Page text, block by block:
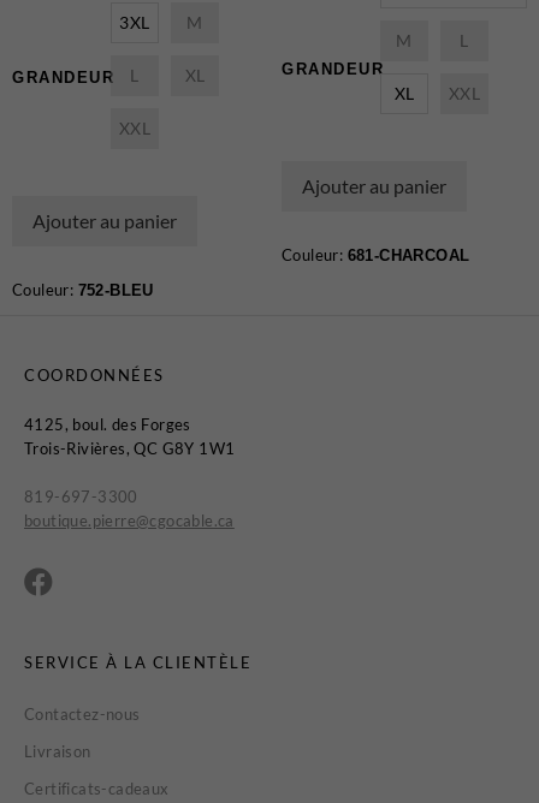
GRANDEUR
3XL M
L XL
XXL
Ajouter au panier
Couleur: 752-BLEU
GRANDEUR
M L
XL XXL
Ajouter au panier
Couleur: 681-CHARCOAL
COORDONNÉES
4125, boul. des Forges
Trois-Rivières, QC G8Y 1W1
819-697-3300
boutique.pierre@cgocable.ca
SERVICE À LA CLIENTÈLE
Contactez-nous
Livraison
Certificats-cadeaux